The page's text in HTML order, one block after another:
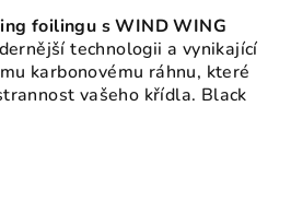
foilingu s WIND WING
technologii a vynikající
karbonovému ráhnu, které
vašeho křídla. Black